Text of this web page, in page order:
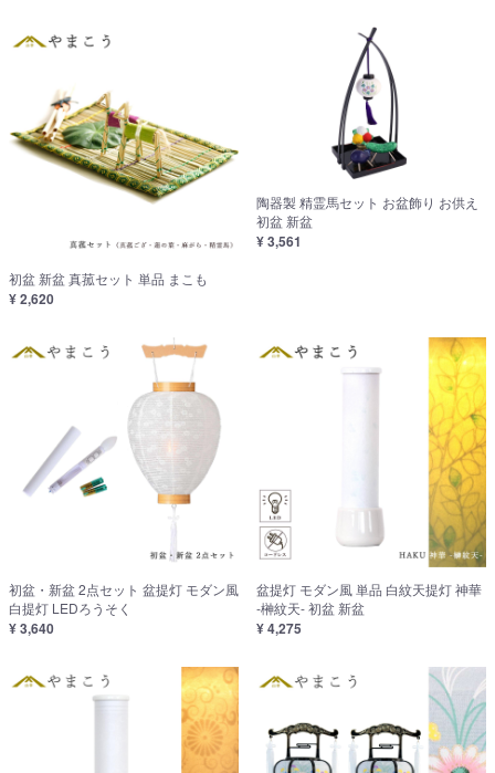
初盆 新盆 真菰セット 単品 まこも
¥ 2,620
陶器製 精霊馬セット お盆飾り お供え
初盆 新盆
¥ 3,561
初盆・新盆 2点セット 盆提灯 モダン風
白提灯 LEDろうそく
¥ 3,640
盆提灯 モダン風 単品 白紋天提灯 神華
-榊紋天- 初盆 新盆
¥ 4,275